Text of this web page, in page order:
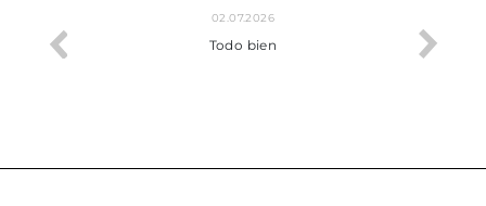
02.07.2026
Todo bien